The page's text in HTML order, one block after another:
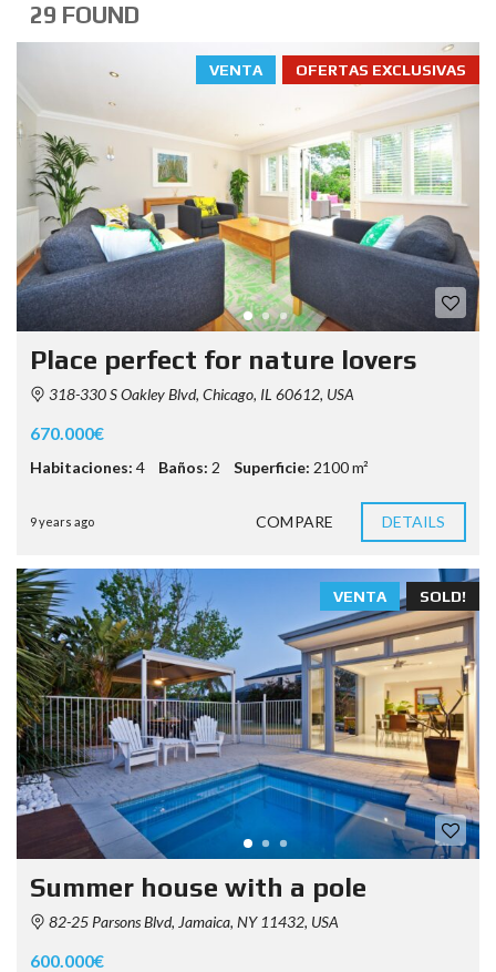
29 FOUND
OFERTAS EXCLUSIVAS
VENTA
Place perfect for nature lovers
318-330 S Oakley Blvd, Chicago, IL 60612, USA
670.000€
Habitaciones: 4 Baños: 2 Superficie: 2100 m²
9 years ago COMPARE DETAILS
SOLD!
VENTA
Summer house with a pole
82-25 Parsons Blvd, Jamaica, NY 11432, USA
600.000€